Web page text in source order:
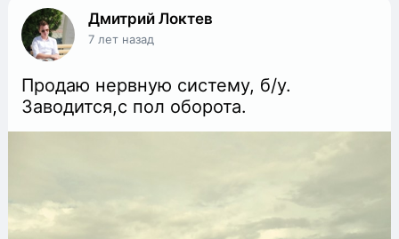
Дмитрий Локтев
7 лет назад
Продаю нервную систему, б/у.
Заводится,с пол оборота.